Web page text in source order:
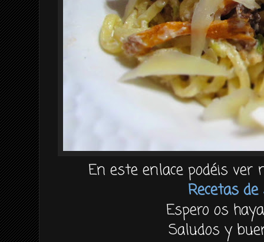
En este enlace podéis ver
Recetas
Espero os
Saludos y